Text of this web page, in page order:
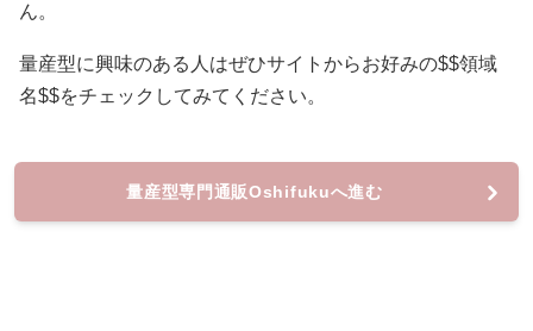
ん。
量産型に興味のある人はぜひサイトからお好みの$$領域
名$$をチェックしてみてください。
量産型専門通販Oshifukuへ進む